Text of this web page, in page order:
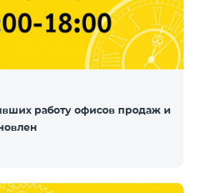
работу офисов продаж и